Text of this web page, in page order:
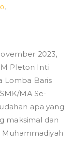
,
2023,
Pleton Inti
Lomba Baris
MA Se-
apa yang
maksimal dan
Muhammadiyah